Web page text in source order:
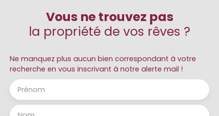
Vous ne trouvez pas
la propriété de vos rêves ?
Ne manquez plus aucun bien correspondant à votre
recherche en vous inscrivant à notre alerte mail !
Prénom